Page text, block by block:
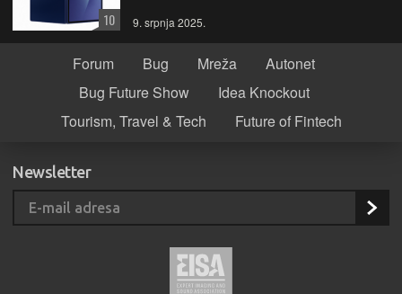
9. srpnja 2025.
10
Forum Bug Mreža
Autonet
Bug Future Show
Idea Knockout
Tourism, Travel & Tech
Future of Fintech
Newsletter